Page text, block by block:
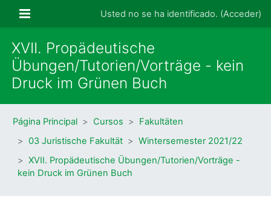
Panel lateralUsted no se ha identificado. (Acceder)
XVII. Propädeutische
Übungen/Tutorien/Vorträge - kein
Druck im Grünen Buch
Página Principal Cursos
Fakultäten
03 Juristische Fakultät
Wintersemester 2021/22
XVII. Propädeutische Übungen/Tutorien/Vorträge -
kein Druck im Grünen Buch